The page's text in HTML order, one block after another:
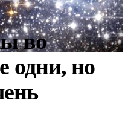
во
одни, но